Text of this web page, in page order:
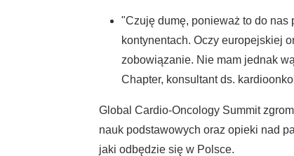
"Czuję dumę, ponieważ to do
kontynentach. Oczy europejskiej
zobowiązanie. Nie mam jednak
Chapter, konsultant ds.
Global Cardio-Oncology Summit
nauk podstawowych oraz opieki nad
jaki odbędzie się w Polsce.